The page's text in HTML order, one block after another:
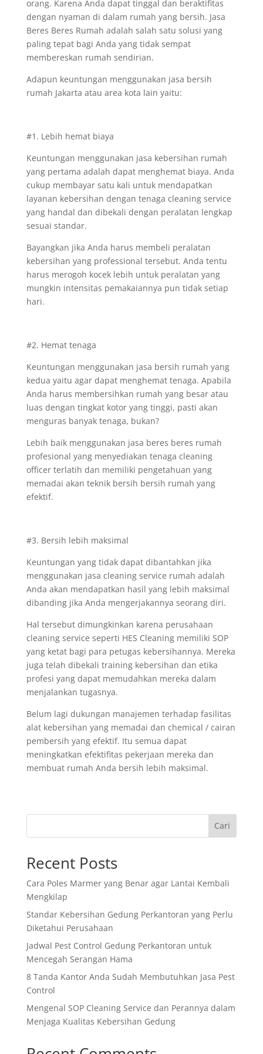
orang. Karena Anda dapat tinggal dan beraktifitas
dengan nyaman di dalam rumah yang bersih. Jasa
Beres Beres Rumah adalah salah satu solusi yang
paling tepat bagi Anda yang tidak sempat
membereskan rumah sendirian.
Adapun keuntungan menggunakan jasa bersih
rumah Jakarta atau area kota lain yaitu:
#1. Lebih hemat biaya
Keuntungan menggunakan jasa kebersihan rumah
yang pertama adalah dapat menghemat biaya. Anda
cukup membayar satu kali untuk mendapatkan
layanan kebersihan dengan tenaga cleaning service
yang handal dan dibekali dengan peralatan lengkap
sesuai standar.
Bayangkan jika Anda harus membeli peralatan
kebersihan yang professional tersebut. Anda tentu
harus merogoh kocek lebih untuk peralatan yang
mungkin intensitas pemakaiannya pun tidak setiap
hari.
#2. Hemat tenaga
Keuntungan menggunakan jasa bersih rumah yang
kedua yaitu agar dapat menghemat tenaga. Apabila
Anda harus membersihkan rumah yang besar atau
luas dengan tingkat kotor yang tinggi, pasti akan
menguras banyak tenaga, bukan?
Lebih baik menggunakan jasa beres beres rumah
profesional yang menyediakan tenaga cleaning
officer terlatih dan memiliki pengetahuan yang
memadai akan teknik bersih bersih rumah yang
efektif.
#3. Bersih lebih maksimal
Keuntungan yang tidak dapat dibantahkan jika
menggunakan jasa cleaning service rumah adalah
Anda akan mendapatkan hasil yang lebih maksimal
dibanding jika Anda mengerjakannya seorang diri.
Hal tersebut dimungkinkan karena perusahaan
cleaning service seperti HES Cleaning memiliki SOP
yang ketat bagi para petugas kebersihannya. Mereka
juga telah dibekali training kebersihan dan etika
profesi yang dapat memudahkan mereka dalam
menjalankan tugasnya.
Belum lagi dukungan manajemen terhadap fasilitas
alat kebersihan yang memadai dan chemical / cairan
pembersih yang efektif. Itu semua dapat
meningkatkan efektifitas pekerjaan mereka dan
membuat rumah Anda bersih lebih maksimal.
Cari
Recent Posts
Cara Poles Marmer yang Benar agar Lantai Kembali
Mengkilap
Standar Kebersihan Gedung Perkantoran yang Perlu
Diketahui Perusahaan
Jadwal Pest Control Gedung Perkantoran untuk
Mencegah Serangan Hama
8 Tanda Kantor Anda Sudah Membutuhkan Jasa Pest
Control
Mengenal SOP Cleaning Service dan Perannya dalam
Menjaga Kualitas Kebersihan Gedung